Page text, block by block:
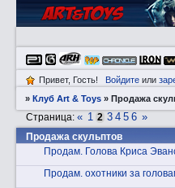
Привет, Гость! Войдитеили
»Клуб Art & Toys »Продажа
Продажа скульптов
Страница:« 1 2 3 4 5 6 »
Прoдам. Голова Криса
Прoдам. охотники за